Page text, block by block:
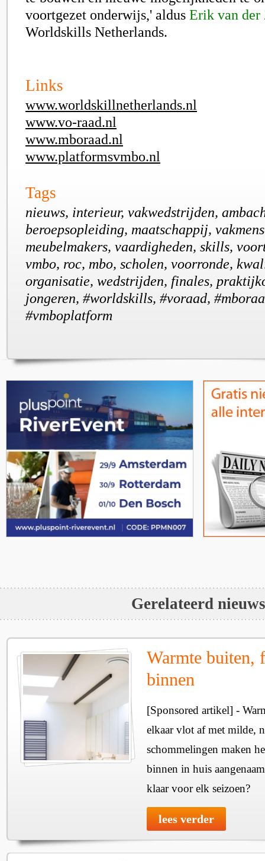
voortgezet onderwijs,' aldus Erik van der
Worldskills Netherlands.
Links
www.worldskillnetherlands.nl
www.vo-raad.nl
www.mboraad.nl
www.platformsvmbo.nl
Tags
nieuws, interieur, vakwedstrijden,
beroepsopleiding, maatschappij,
meubelmakers, vaardigheden, skills,
vmbo, roc, mbo, scholen, voorronde,
organisatie, wedstrijden, finales,
jongeren, #worldskills, #voraad,
#vmboplatform
Gerelateerd nieuws
Warmte buiten,
binnen
[Sponsored artikel] -
elkaar vlot af met milde,
schommelingen maken
binnen in huis
klaar voor elk seizoen?
lees verder